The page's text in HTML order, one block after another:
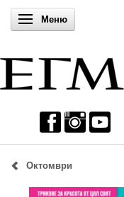
Включи навигацията
Меню
Октомври